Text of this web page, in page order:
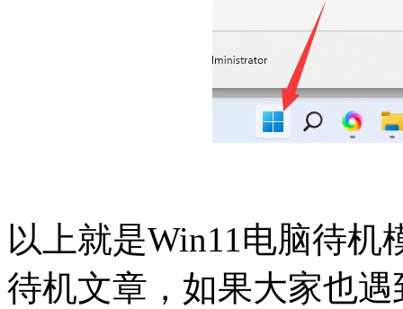
以上就是Win11电脑待机
待机文章，如果大家也